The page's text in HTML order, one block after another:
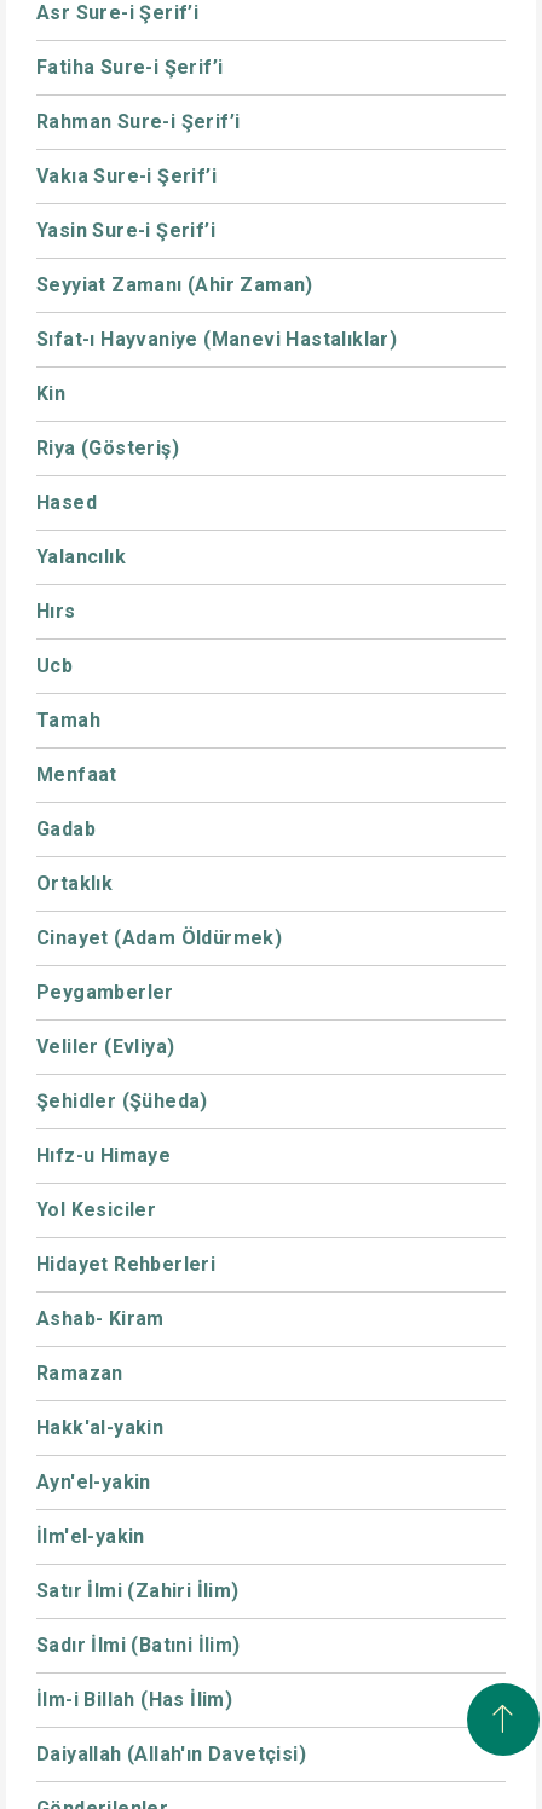
Asr Sure-i Şerif’i
Fatiha Sure-i Şerif’i
Rahman Sure-i Şerif’i
Vakıa Sure-i Şerif’i
Yasin Sure-i Şerif’i
Seyyiat Zamanı (Ahir Zaman)
Sıfat-ı Hayvaniye (Manevi Hastalıklar)
Kin
Riya (Gösteriş)
Hased
Yalancılık
Hırs
Ucb
Tamah
Menfaat
Gadab
Ortaklık
Cinayet (Adam Öldürmek)
Peygamberler
Veliler (Evliya)
Şehidler (Şüheda)
Hıfz-u Himaye
Yol Kesiciler
Hidayet Rehberleri
Ashab- Kiram
Ramazan
Hakk'al-yakin
Ayn'el-yakin
İlm'el-yakin
Satır İlmi (Zahiri İlim)
Sadır İlmi (Batıni İlim)
İlm-i Billah (Has İlim)
Daiyallah (Allah'ın Davetçisi)